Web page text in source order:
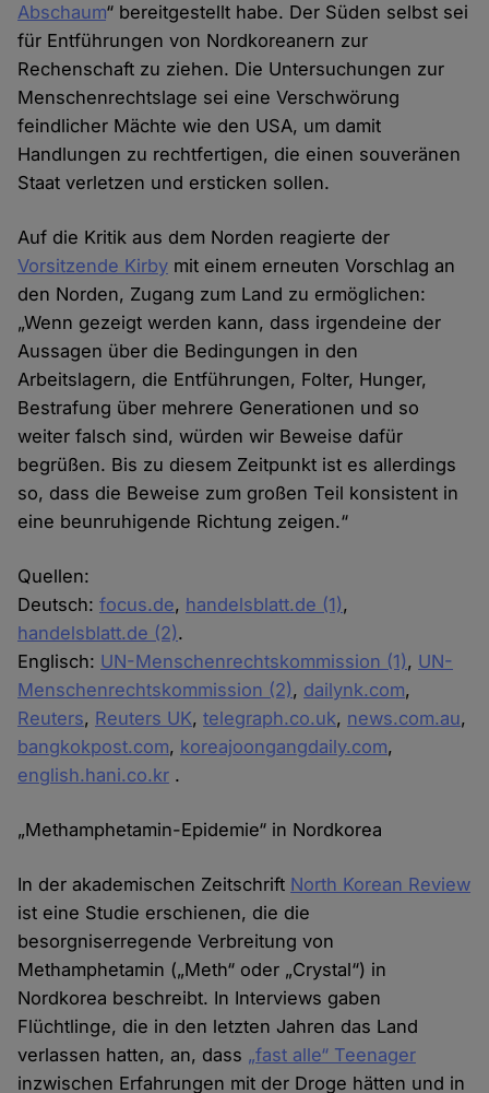
Abschaum“ bereitgestellt habe. Der Süden selbst sei
für Entführungen von Nordkoreanern zur
Rechenschaft zu ziehen. Die Untersuchungen zur
Menschenrechtslage sei eine Verschwörung
feindlicher Mächte wie den USA, um damit
Handlungen zu rechtfertigen, die einen souveränen
Staat verletzen und ersticken sollen.
Auf die Kritik aus dem Norden reagierte der
Vorsitzende Kirby mit einem erneuten Vorschlag an
den Norden, Zugang zum Land zu ermöglichen:
„Wenn gezeigt werden kann, dass irgendeine der
Aussagen über die Bedingungen in den
Arbeitslagern, die Entführungen, Folter, Hunger,
Bestrafung über mehrere Generationen und so
weiter falsch sind, würden wir Beweise dafür
begrüßen. Bis zu diesem Zeitpunkt ist es allerdings
so, dass die Beweise zum großen Teil konsistent in
eine beunruhigende Richtung zeigen.“
Quellen:
Deutsch:focus.de, handelsblatt.de (1),
handelsblatt.de (2).
Englisch: UN-Menschenrechtskommission (1), UN-
Menschenrechtskommission (2), dailynk.com,
Reuters, Reuters UK,telegraph.co.uk, news.com.au,
bangkokpost.com, koreajoongangdaily.com,
english.hani.co.kr .
„Methamphetamin-Epidemie“ in Nordkorea
In der akademischen Zeitschrift North Korean Review
ist eine Studie erschienen, die die
besorgniserregende Verbreitung von
Methamphetamin („Meth“ oder „Crystal“) in
Nordkorea beschreibt. In Interviews gaben
Flüchtlinge, die in den letzten Jahren das Land
verlassen hatten, an, dass „fast alle“ Teenager
inzwischen Erfahrungen mit der Droge hätten und in